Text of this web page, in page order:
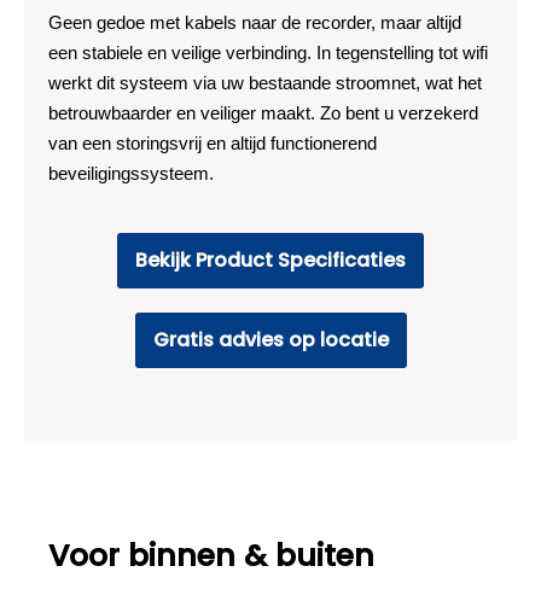
Geen gedoe met kabels naar de recorder, maar altijd
een stabiele en veilige verbinding. In tegenstelling tot wifi
werkt dit systeem via uw bestaande stroomnet, wat het
betrouwbaarder en veiliger maakt. Zo bent u verzekerd
van een storingsvrij en altijd functionerend
beveiligingssysteem.
Bekijk Product Specificaties
Gratis advies op locatie
Voor binnen & buiten